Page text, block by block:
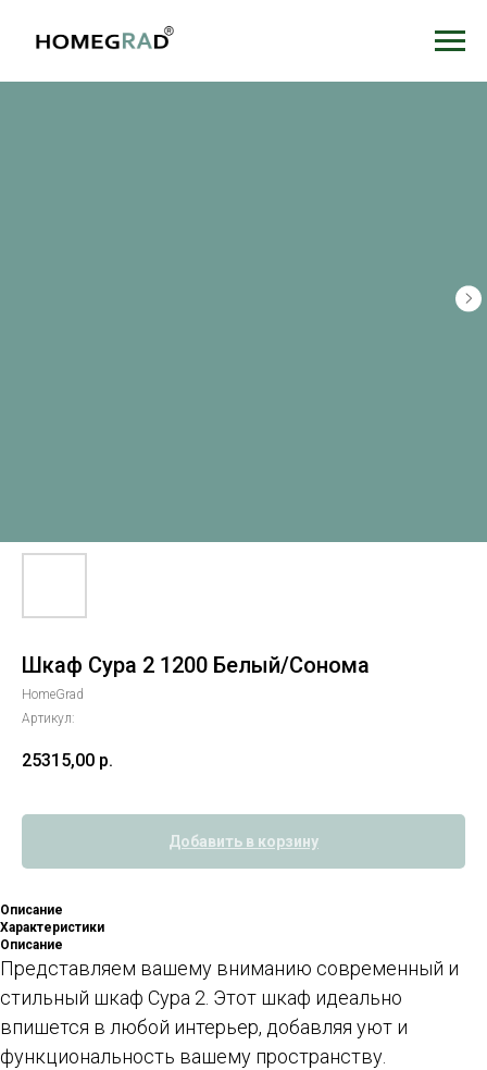
Шкаф Сура 2 1200 Белый/Сонома
HomeGrad
Артикул:
25315,00 р.
Добавить в корзину
Описание
Характеристики
Описание
Представляем вашему вниманию современный и
стильный шкаф Сура 2. Этот шкаф идеально
впишется в любой интерьер, добавляя уют и
функциональность вашему пространству.